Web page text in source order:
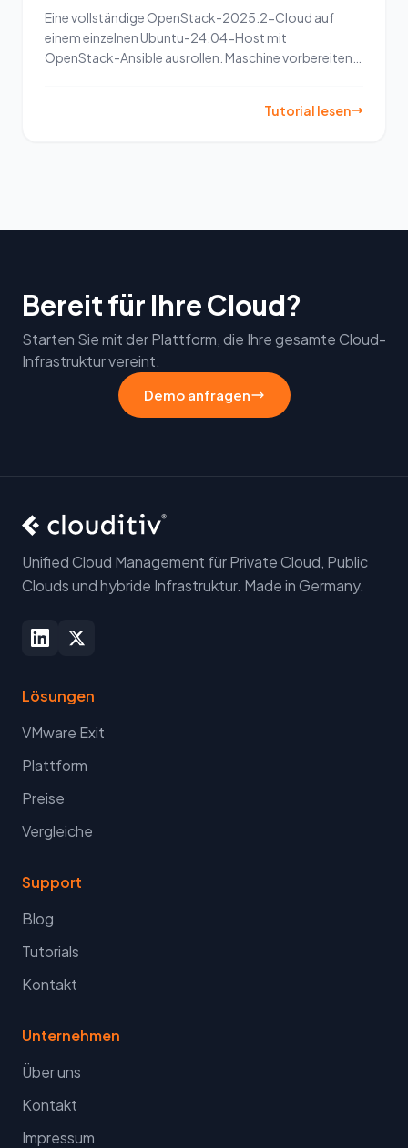
Eine vollständige OpenStack-2025.2-Cloud auf
einem einzelnen Ubuntu-24.04-Host mit
OpenStack-Ansible ausrollen. Maschine vorbereiten,
Tutorial lesen
Bereit für Ihre Cloud?
Starten Sie mit der Plattform, die Ihre gesamte Cloud-
Infrastruktur vereint.
Demo anfragen
Unified Cloud Management für Private Cloud, Public
Clouds und hybride Infrastruktur. Made in Germany.
Lösungen
VMware Exit
Plattform
Preise
Vergleiche
Support
Blog
Tutorials
Kontakt
Unternehmen
Über uns
Kontakt
Impressum